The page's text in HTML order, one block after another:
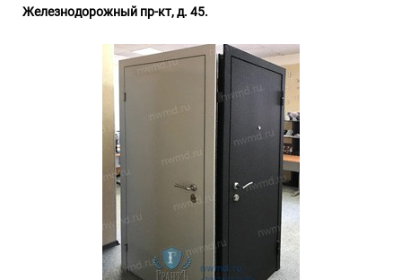
Железнодорожный пр-кт, д. 45.